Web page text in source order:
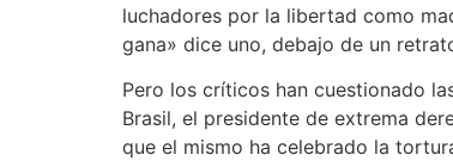
luchadores por la libertad como
gana» dice uno, debajo de un
Pero los críticos han cuestionado
Brasil, el presidente de extrema
que el mismo ha celebrado la